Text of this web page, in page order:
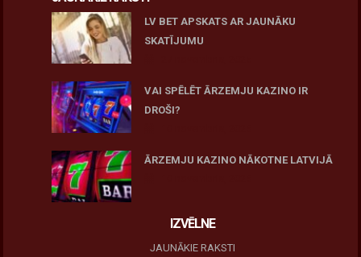
LV BET APSKATS AR JAUNĀKU
SKATĪJUMU
VAI SPĒLĒT ĀRZEMJU KAZINO IR
DROŠI?
ĀRZEMJU KAZINO NĀKOTNE LATVIJĀ
IZVĒLNE
JAUNĀKIE RAKSTI